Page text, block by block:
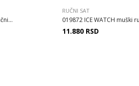
RUČNI SAT
019872 ICE WATCH muški
11.880 RSD